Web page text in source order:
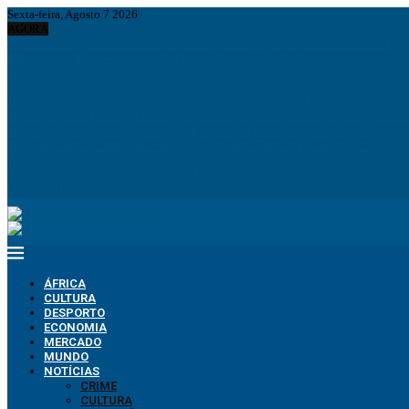
Sexta-feira, Agosto 7 2026
ÁFRICA
CULTURA
DESPORTO
ECONOMIA
MERCADO
MUNDO
NOTÍCIAS
CRIME
CULTURA